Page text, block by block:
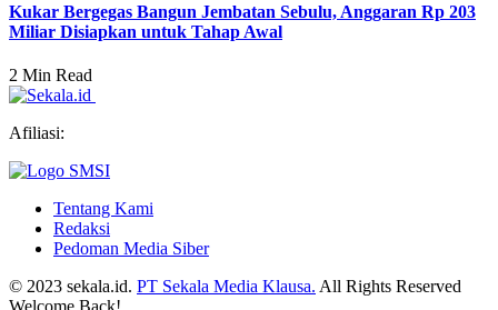
Kukar Bergegas Bangun Jembatan Sebulu, Anggaran Rp 203
Miliar Disiapkan untuk Tahap Awal
2 Min Read
Afiliasi:
Tentang Kami
Redaksi
Pedoman Media Siber
© 2023 sekala.id. PT Sekala Media Klausa. All Rights Reserved
Welcome Back!